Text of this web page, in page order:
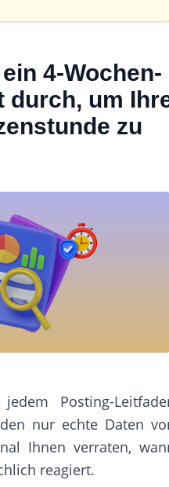
4-Wochen-
durch, um
zu
Posting-
nur echte Daten
Ihnen verraten,
reagiert.